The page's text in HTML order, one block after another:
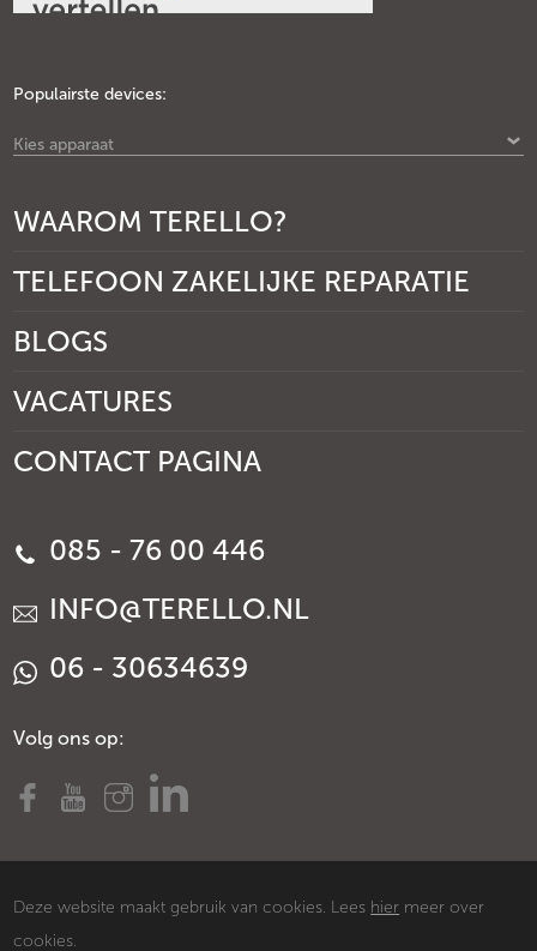
Populairste devices:
Kies apparaat
WAAROM TERELLO?
TELEFOON ZAKELIJKE REPARATIE
BLOGS
VACATURES
CONTACT PAGINA
085 - 76 00 446
INFO@TERELLO.NL
06 - 30634639
Volg ons op:
Deze website maakt gebruik van cookies. Lees hier meer over
cookies.